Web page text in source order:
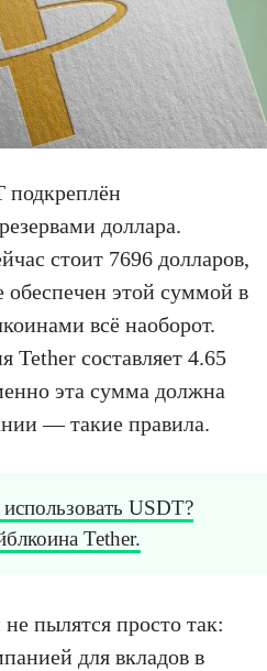
доллара.
стоит 7696 долларов,
этой суммой в
всё наоборот.
Tether составляет 4.65
эта сумма должна
— такие правила.
USDT?
Tether.
пылятся просто так:
для вкладов в